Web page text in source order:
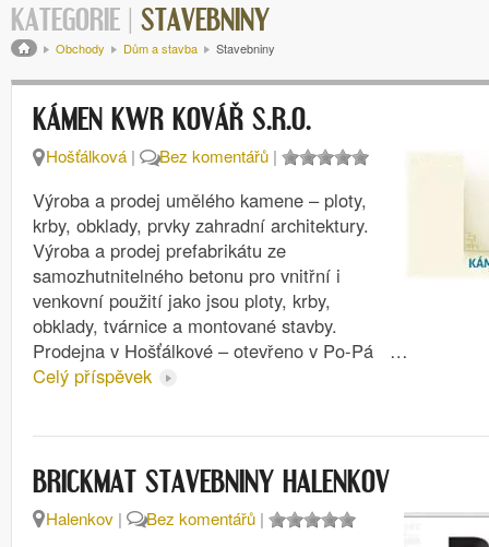
KATEGORIE | STAVEBNINY
Drobečková navigace
Obchody Dům a stavba Stavebniny
KÁMEN KWR KOVÁŘ S.R.O.
Hošťálková | Bez komentářů |
Výroba a prodej umělého kamene – ploty,
krby, obklady, prvky zahradní architektury.
Výroba a prodej prefabrikátu ze
samozhutnitelného betonu pro vnitřní i
venkovní použití jako jsou ploty, krby,
obklady, tvárnice a montované stavby.
Prodejna v Hošťálkové – otevřeno v Po-Pá …
Celý příspěvek
BRICKMAT STAVEBNINY HALENKOV
Halenkov | Bez komentářů |